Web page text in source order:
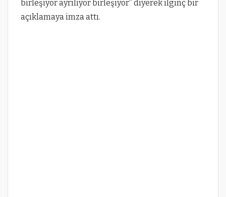
birleşiyor ayrılıyor birleşiyor” diyerek ilginç bir
açıklamaya imza attı.